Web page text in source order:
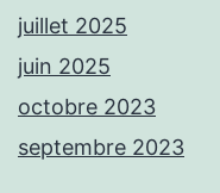
juillet 2025
juin 2025
octobre 2023
septembre 2023